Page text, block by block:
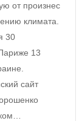
от произнес
климата.
30
13
сайт